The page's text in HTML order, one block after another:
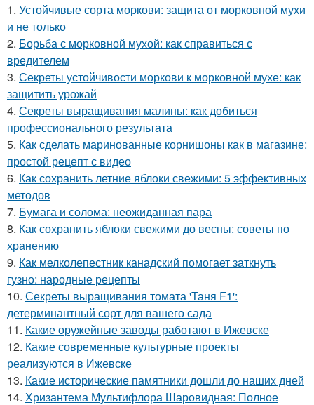
1. Устойчивые сорта моркови: защита от морковной мухи
и не только
2. Борьба с морковной мухой: как справиться с
вредителем
3. Секреты устойчивости моркови к морковной мухе: как
защитить урожай
4. Секреты выращивания малины: как добиться
профессионального результата
5. Как сделать маринованные корнишоны как в магазине:
простой рецепт с видео
6. Как сохранить летние яблоки свежими: 5 эффективных
методов
7. Бумага и солома: неожиданная пара
8. Как сохранить яблоки свежими до весны: советы по
хранению
9. Как мелколепестник канадский помогает заткнуть
гузно: народные рецепты
10. Секреты выращивания томата 'Таня F1':
детерминантный сорт для вашего сада
11. Какие оружейные заводы работают в Ижевске
12. Какие современные культурные проекты
реализуются в Ижевске
13. Какие исторические памятники дошли до наших дней
14. Хризантема Мультифлора Шаровидная: Полное